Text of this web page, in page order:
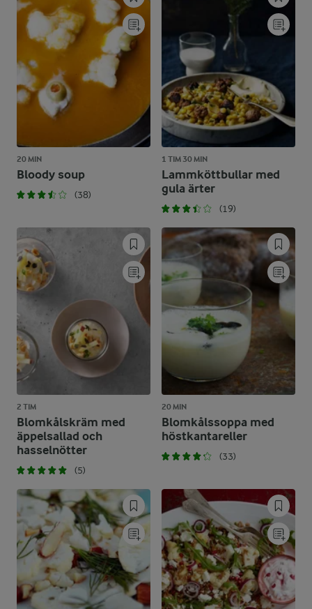
20 MIN
Bloody soup
(38)
1 TIM 30 MIN
Lammköttbullar med
gula ärter
(19)
2 TIM
Blomkålskräm med
äppelsallad och
hasselnötter
(5)
20 MIN
Blomkålssoppa med
höstkantareller
(33)